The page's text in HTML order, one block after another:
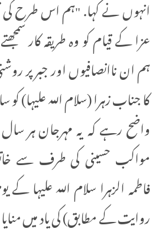
انہوں نے کہا. "ہم اس طرح کی
عزا کے قیام کو وہ طریقہ کار
ہم ان ناانصافیوں اور جبر پر
کا جناب زہرا (سلام اللہ علیہا) کو
واضح رہے کہ یہ مہرجان ہر سال
مواکب حسینی کی طرف سے
فاطمہ الزہرا سلام اللہ علیہا
روایت کے مطابق) کی یاد میں